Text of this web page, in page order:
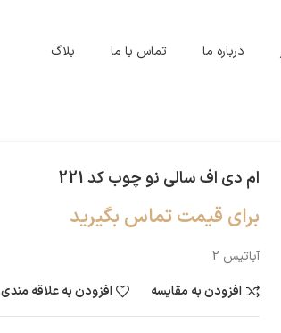
درباره ما تماس با ما بلاگ
ام دی اف سالی نو چوب کد 221
برای قیمت تماس بگیرید
آباتیس 2
افزودن به مقایسه
افزودن به علاقه مندی